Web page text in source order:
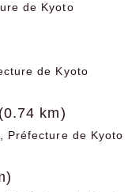
de Kyoto
de Kyoto
(0.74 km)
Préfecture de Kyoto